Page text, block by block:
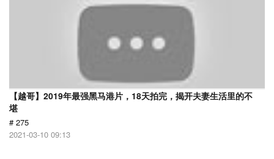
【越哥】2019年最强黑马港片，18天拍完，揭开夫妻生活里的不
堪
# 275
2021-03-10 09:13